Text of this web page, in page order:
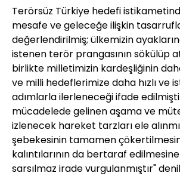
Terörsüz Türkiye hedefi
mesafe ve geleceğe ilişkin
değerlendirilmiş; ülkemizin
istenen terör prangasının sökülüp
birlikte milletimizin kardeşliğinin
ve milli hedeflerimize daha hızlı ve
adımlarla ilerleneceği ifade
mücadelede gelinen aşama ve
izlenecek hareket tarzları ele
şebekesinin tamamen
kalıntılarının da bertaraf
sarsılmaz irade vurgulanmıştır"